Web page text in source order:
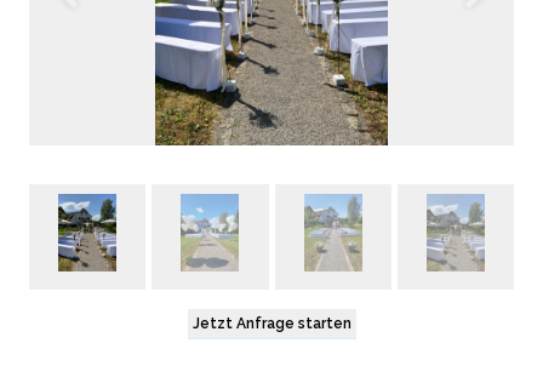
Jetzt Anfrage starten